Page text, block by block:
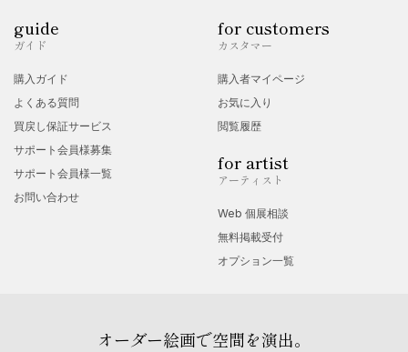
guide
ガイド
購入ガイド
よくある質問
買戻し保証サービス
サポート会員様募集
サポート会員様一覧
お問い合わせ
for customers
カスタマー
購入者マイページ
お気に入り
閲覧履歴
for artist
アーティスト
Web 個展相談
無料掲載受付
オプション一覧
オーダー絵画で空間を演出。